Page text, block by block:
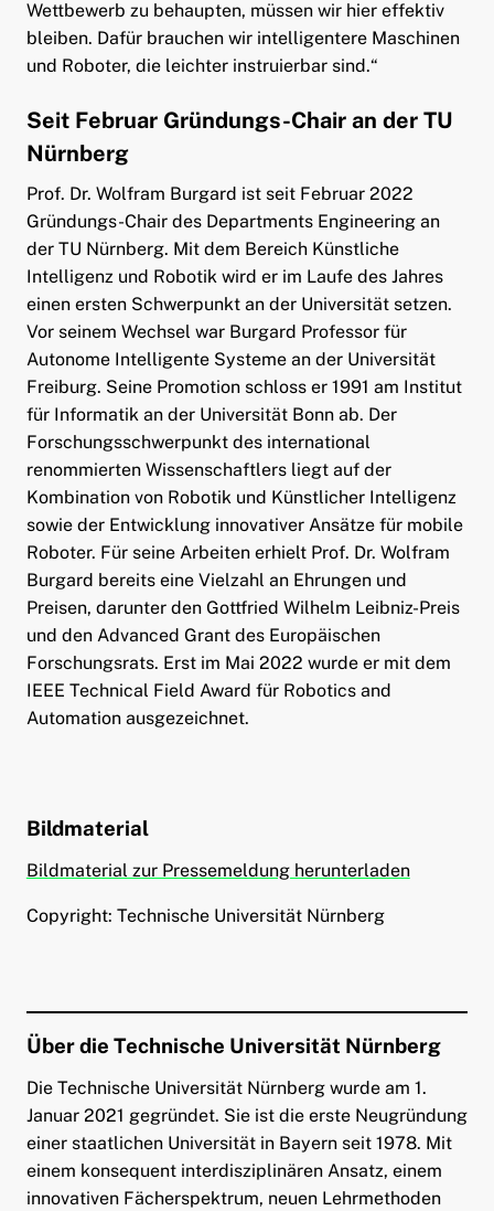
Wettbewerb zu behaupten, müssen wir hier effektiv
bleiben. Dafür brauchen wir intelligentere Maschinen
und Roboter, die leichter instruierbar sind.“
Seit Februar Gründungs-Chair an der TU
Nürnberg
Prof. Dr. Wolfram Burgard ist seit Februar 2022
Gründungs-Chair des Departments Engineering an
der TU Nürnberg. Mit dem Bereich Künstliche
Intelligenz und Robotik wird er im Laufe des Jahres
einen ersten Schwerpunkt an der Universität setzen.
Vor seinem Wechsel war Burgard Professor für
Autonome Intelligente Systeme an der Universität
Freiburg. Seine Promotion schloss er 1991 am Institut
für Informatik an der Universität Bonn ab. Der
Forschungsschwerpunkt des international
renommierten Wissenschaftlers liegt auf der
Kombination von Robotik und Künstlicher Intelligenz
sowie der Entwicklung innovativer Ansätze für mobile
Roboter. Für seine Arbeiten erhielt Prof. Dr. Wolfram
Burgard bereits eine Vielzahl an Ehrungen und
Preisen, darunter den Gottfried Wilhelm Leibniz-Preis
und den Advanced Grant des Europäischen
Forschungsrats. Erst im Mai 2022 wurde er mit dem
IEEE Technical Field Award für Robotics and
Automation ausgezeichnet.
Bildmaterial
Bildmaterial zur Pressemeldung herunterladen
Copyright: Technische Universität Nürnberg
Über die Technische Universität Nürnberg
Die Technische Universität Nürnberg wurde am 1.
Januar 2021 gegründet. Sie ist die erste Neugründung
einer staatlichen Universität in Bayern seit 1978. Mit
einem konsequent interdisziplinären Ansatz, einem
innovativen Fächerspektrum, neuen Lehrmethoden